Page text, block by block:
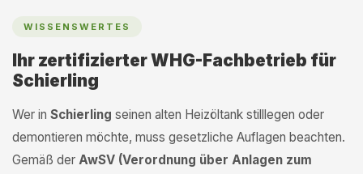
WISSENSWERTES
Ihr zertifizierter WHG-Fachbetrieb für
Schierling
Wer in Schierling seinen alten Heizöltank stilllegen oder
demontieren möchte, muss gesetzliche Auflagen beachten.
Gemäß der AwSV (Verordnung über Anlagen zum